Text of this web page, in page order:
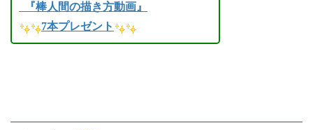
『棒人間の描き方動画』
7本プレゼント